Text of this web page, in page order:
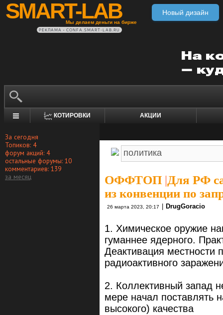
SMART-LAB
Мы делаем деньги на бирже
Новый дизайн
РЕКЛАМА • CONFA.SMART-LAB.RU
КОТИРОВКИ АКЦИИ
За сегодня
Топиков: 4
форум акций: 4
остальные форумы: 10
комментариев: 139
за месяц
ОФФТОП |Для РФ
из конвенции по
26 марта 2023, 20:17 DrugGoracio
1. Химическое оружие
гуманнее ядерного.
Деактивация местности
радиоактивного
2. Коллективный запад
мере начал поставлять
высокого) качества